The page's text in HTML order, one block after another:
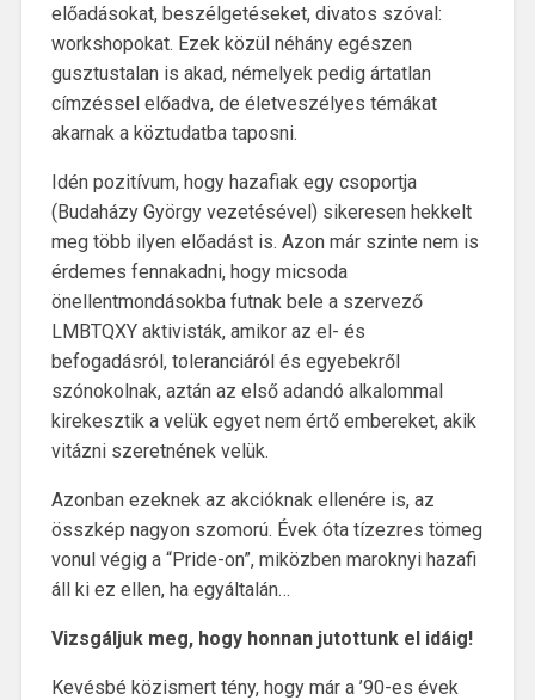
előadásokat, beszélgetéseket, divatos szóval:
workshopokat. Ezek közül néhány egészen
gusztustalan is akad, némelyek pedig ártatlan
címzéssel előadva, de életveszélyes témákat
akarnak a köztudatba taposni.
Idén pozitívum, hogy hazafiak egy csoportja
(Budaházy György vezetésével) sikeresen hekkelt
meg több ilyen előadást is. Azon már szinte nem is
érdemes fennakadni, hogy micsoda
önellentmondásokba futnak bele a szervező
LMBTQXY aktivisták, amikor az el- és
befogadásról, toleranciáról és egyebekről
szónokolnak, aztán az első adandó alkalommal
kirekesztik a velük egyet nem értő embereket, akik
vitázni szeretnének velük.
Azonban ezeknek az akcióknak ellenére is, az
összkép nagyon szomorú. Évek óta tízezres tömeg
vonul végig a “Pride-on”, miközben maroknyi hazafi
áll ki ez ellen, ha egyáltalán…
Vizsgáljuk meg, hogy honnan jutottunk el idáig!
Kevésbé közismert tény, hogy már a ’90-es évek